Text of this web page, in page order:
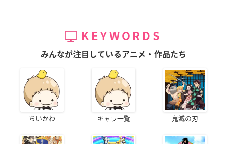
KEYWORDS
みんなが注目しているアニメ・作品たち
ちいかわ キャラ一覧 鬼滅の刃